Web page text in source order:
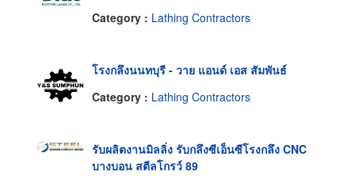
Category : Lathing Contractors
โรงกลึงนนทบุรี - วาย แอนด์ เอส สัมพันธ์
Category : Lathing Contractors
รับผลิตงานมิลลิ่ง รับกลึงซีเอ็นซีโรงกลึง CNC
บางบอน สตีลโกรว์ 89